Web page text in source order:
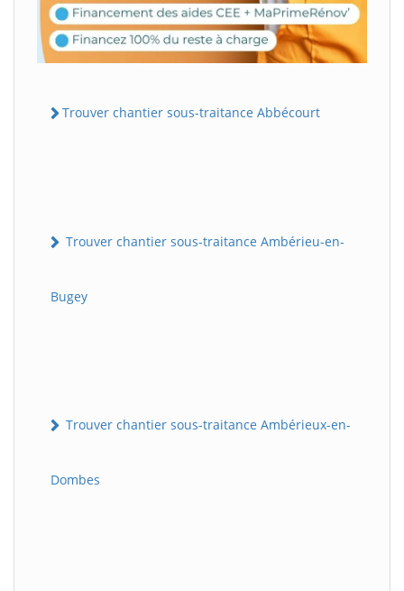
Trouver chantier sous-traitance Abbécourt
Trouver chantier sous-traitance Ambérieu-en-
Bugey
Trouver chantier sous-traitance Ambérieux-en-
Dombes